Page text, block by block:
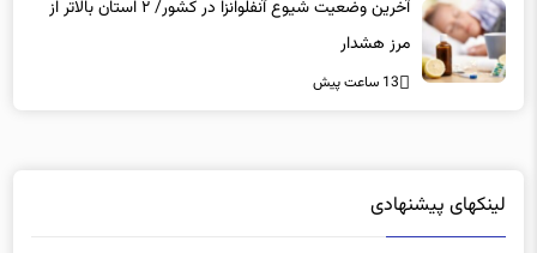
مرز هشدار
13 ساعت پیش
دانلود رایگان نرم افزار